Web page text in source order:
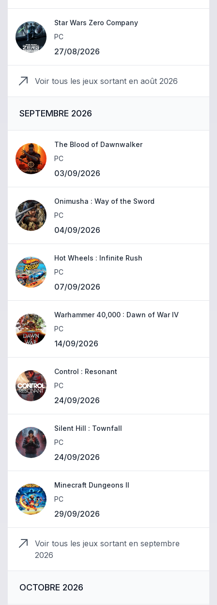
Star Wars Zero Company
PC
27/08/2026
Voir tous les jeux sortant en août 2026
SEPTEMBRE 2026
The Blood of Dawnwalker
PC
03/09/2026
Onimusha : Way of the Sword
PC
04/09/2026
Hot Wheels : Infinite Rush
PC
07/09/2026
Warhammer 40,000 : Dawn of War IV
PC
14/09/2026
Control : Resonant
PC
24/09/2026
Silent Hill : Townfall
PC
24/09/2026
Minecraft Dungeons II
PC
29/09/2026
Voir tous les jeux sortant en septembre
2026
OCTOBRE 2026